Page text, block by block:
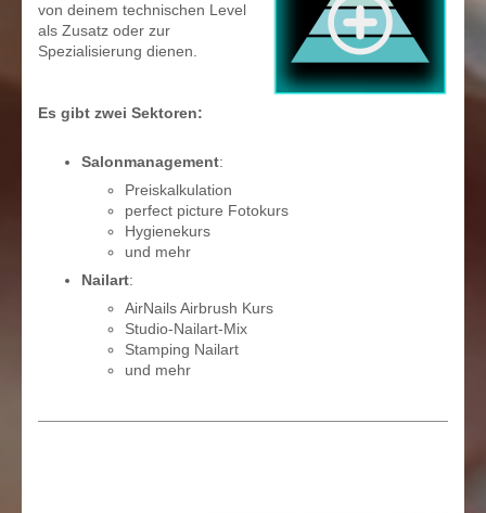
von deinem technischen Level
als Zusatz oder zur
Spezialisierung dienen.
Es gibt zwei Sektoren:
Salonmanagement:
Preiskalkulation
perfect picture Fotokurs
Hygienekurs
und mehr
Nailart:
AirNails Airbrush Kurs
Studio-Nailart-Mix
Stamping Nailart
und mehr